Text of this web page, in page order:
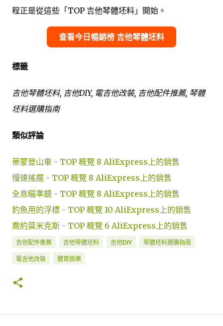
程正是從這些「TOP 吉他琴體坯料」開始。
查看今日暢銷榜 吉他琴體坯料
標籤
吉他琴體坯料, 吉他DIY, 電吉他改裝, 吉他配件推薦, 琴體
坯料選購指南
類似評論
蒂蒙登山車 - TOP 概覽 8 AliExpress上的銷售
慢速搖擺 - TOP 概覽 8 AliExpress上的銷售
全息瞄準鏡 - TOP 概覽 8 AliExpress上的銷售
釣魚用的浮標 - TOP 概覽 10 AliExpress上的銷售
喬約莫米克斯 - TOP 概覽 6 AliExpress上的銷售
吉他配件推薦 吉他琴體坯料 吉他DIY 琴體坯料選購指南
電吉他改裝 體育娛樂